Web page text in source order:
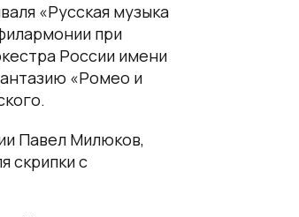
«Русская музыка
при
России имени
«Ромео и
Павел Милюков,
скрипки с